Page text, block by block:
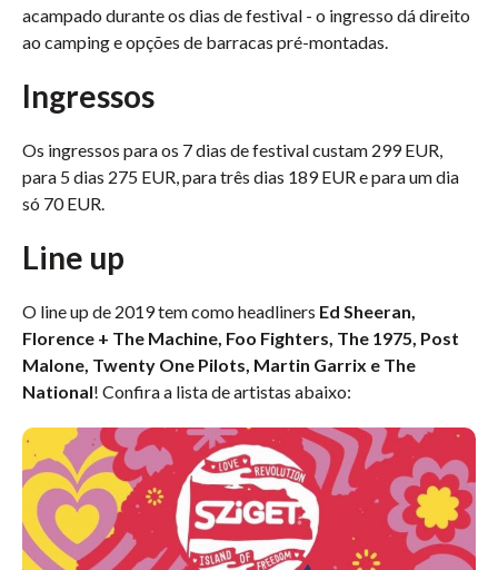
acampado durante os dias de festival - o ingresso dá direito
ao campinge opções de barracas pré-montadas.
Ingressos
Os ingressos para os 7 dias de festival custam 299 EUR,
para 5 dias 275 EUR, para três dias 189 EUR e para um dia
só 70 EUR.
Line up
O line up de 2019 tem como headliners Ed Sheeran,
Florence + The Machine, Foo Fighters, The 1975, Post
Malone, Twenty One Pilots, Martin Garrix e The
National! Confira a lista de artistas abaixo: